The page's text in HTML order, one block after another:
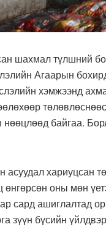
шахмал түлшний
Агаарын
хэмжээнд
байгаа.
хариуцсан
оны мөн
сард ашиглалтад
зүүн бүсийн